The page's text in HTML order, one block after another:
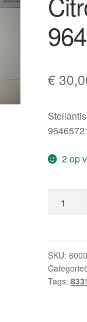
€
2 op
I
833133
SKU:
Tags: